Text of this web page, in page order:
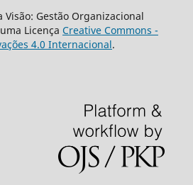
Visão: Gestão Organizacional
Licença Creative Commons -
4.0 Internacional.